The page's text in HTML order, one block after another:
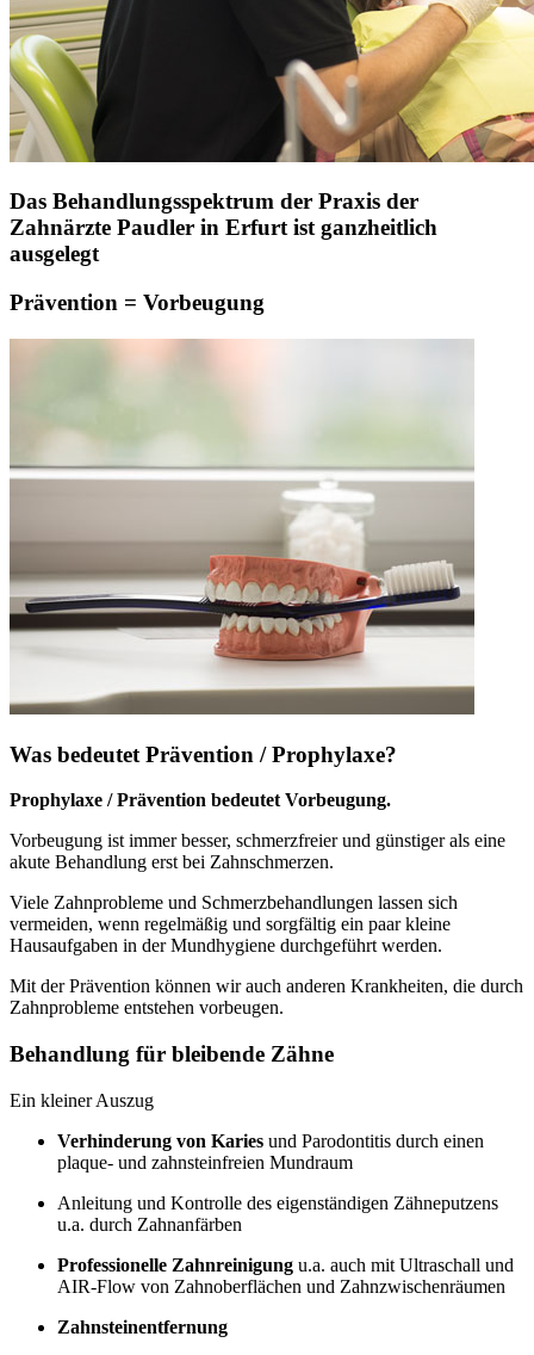
Das Behandlungsspektrum der Praxis der
Zahnärzte Paudler in Erfurt ist ganzheitlich
ausgelegt
Prävention = Vorbeugung
Was bedeutet Prävention / Prophylaxe?
Prophylaxe / Prävention bedeutet Vorbeugung.
Vorbeugung ist immer besser, schmerzfreier und günstiger als eine
akute Behandlung erst bei Zahnschmerzen.
Viele Zahnprobleme und Schmerzbehandlungen lassen sich
vermeiden, wenn regelmäßig und sorgfältig ein paar kleine
Hausaufgaben in der Mundhygiene durchgeführt werden.
Mit der Prävention können wir auch anderen Krankheiten, die durch
Zahnprobleme entstehen vorbeugen.
Behandlung für bleibende Zähne
Ein kleiner Auszug
Verhinderung von Karies und Parodontitis durch einen
plaque- und zahnsteinfreien Mundraum
Anleitung und Kontrolle des eigenständigen Zähneputzens
u.a. durch Zahnanfärben
Professionelle Zahnreinigung u.a. auch mit Ultraschall und
AIR-Flow von Zahnoberflächen und Zahnzwischenräumen
Zahnsteinentfernung